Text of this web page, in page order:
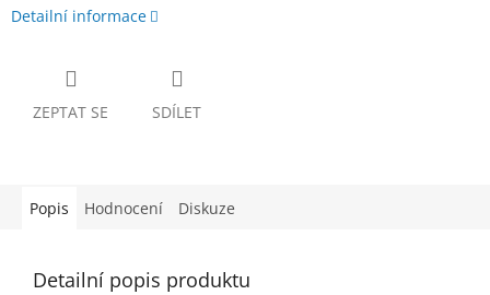
Detailní informace
ZEPTAT SE SDÍLET
Popis Hodnocení Diskuze
Detailní popis produktu